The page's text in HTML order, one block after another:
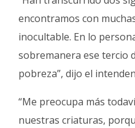
encontramos con
inocultable. En lo
sobremanera ese tercio
pobreza”, dijo el
“Me preocupa más
nuestras criaturas,